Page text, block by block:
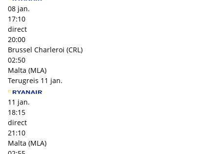
08 jan.
17:10
direct
20:00
Brussel Charleroi (CRL)
02:50
Malta (MLA)
Terugreis 11 jan.
11 jan.
18:15
direct
21:10
Malta (MLA)